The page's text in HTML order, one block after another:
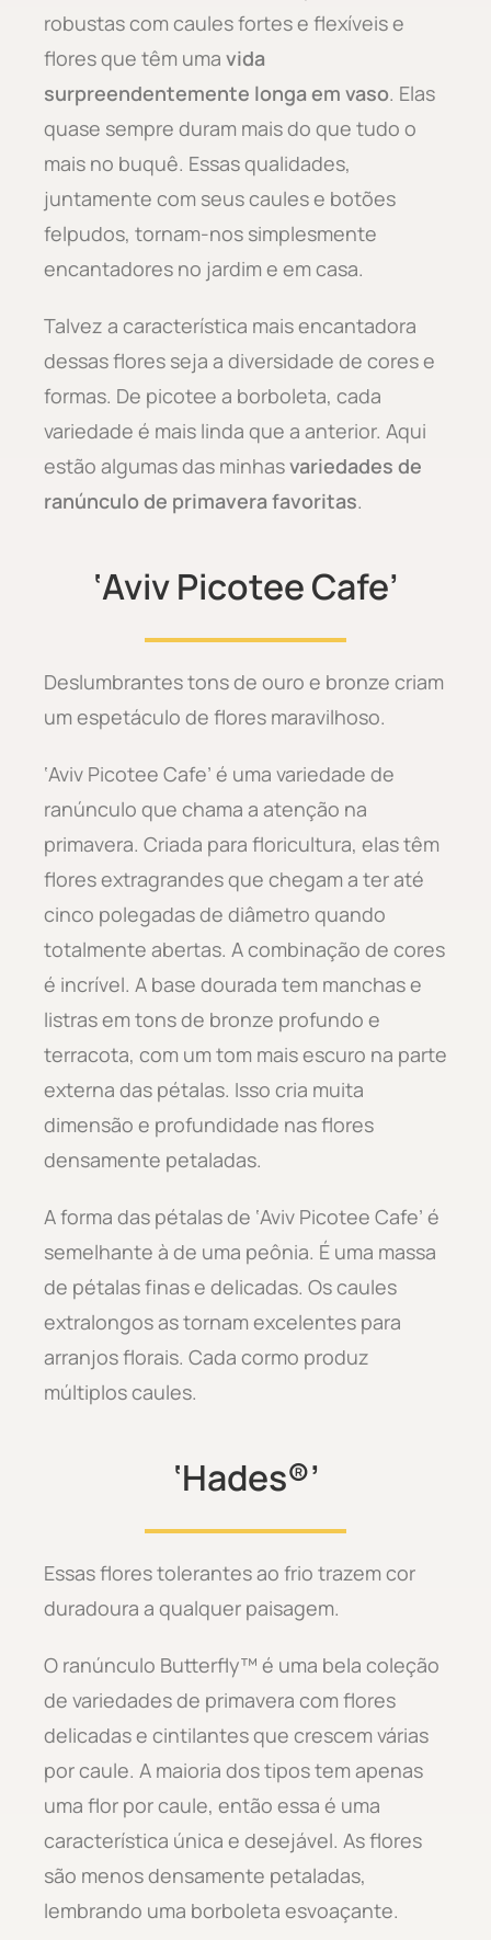
robustas com caules fortes e flexíveis e
flores que têm uma vida
surpreendentemente longa em vaso. Elas
quase sempre duram mais do que tudo o
mais no buquê. Essas qualidades,
juntamente com seus caules e botões
felpudos, tornam-nos simplesmente
encantadores no jardim e em casa.
Talvez a característica mais encantadora
dessas flores seja a diversidade de cores e
formas. De picotee a borboleta, cada
variedade é mais linda que a anterior. Aqui
estão algumas das minhasvariedades de
ranúnculo de primavera favoritas.
‘Aviv Picotee Cafe’
Deslumbrantes tons de ouro e bronze criam
um espetáculo de flores maravilhoso.
‘Aviv Picotee Cafe’ é uma variedade de
ranúnculo que chama a atenção na
primavera. Criada para floricultura, elas têm
flores extragrandes que chegam a ter até
cinco polegadas de diâmetro quando
totalmente abertas. A combinação de cores
é incrível. A base dourada tem manchas e
listras em tons de bronze profundo e
terracota, com um tom mais escuro na parte
externa das pétalas. Isso cria muita
dimensão e profundidade nas flores
densamente petaladas.
A forma das pétalas de ‘Aviv Picotee Cafe’ é
semelhante à de uma peônia. É uma massa
de pétalas finas e delicadas. Os caules
extralongos as tornam excelentes para
arranjos florais. Cada cormo produz
múltiplos caules.
‘Hades®’
Essas flores tolerantes ao frio trazem cor
duradoura a qualquer paisagem.
O ranúnculo Butterfly™ é uma bela coleção
de variedades de primavera com flores
delicadas e cintilantes que crescem várias
por caule. A maioria dos tipos tem apenas
uma flor por caule, então essa é uma
característica única e desejável. As flores
são menos densamente petaladas,
lembrando uma borboleta esvoaçante.